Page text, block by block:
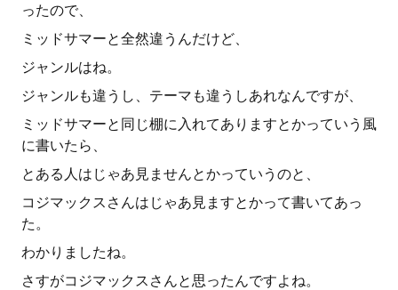
ったので、
ミッドサマーと全然違うんだけど、
ジャンルはね。
ジャンルも違うし、テーマも違うしあれなんですが、
ミッドサマーと同じ棚に入れてありますとかっていう風
に書いたら、
とある人はじゃあ見ませんとかっていうのと、
コジマックスさんはじゃあ見ますとかって書いてあっ
た。
わかりましたね。
さすがコジマックスさんと思ったんですよね。